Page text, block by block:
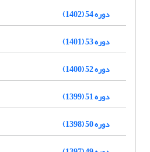
دوره 54 (1402)
دوره 53 (1401)
دوره 52 (1400)
دوره 51 (1399)
دوره 50 (1398)